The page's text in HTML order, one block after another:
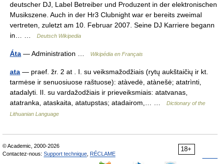
deutscher DJ, Label Betreiber und Produzent in der elektronischen
Musikszene. Auch in der Hr3 Clubnight war er bereits zweimal
vertreten, zuletzt am 10. Februar 2007. Seine DJ Karriere begann
in… …
Deutsch Wikipedia
Áta — Administration … Wikipédia en Français
ata — praef. žr. 2 at . I. su veiksmažodžiais (rytų aukštaičių ir kt.
tarmėse ir senuosiuose raštuose): atàvedė, atànešė; atatrìnti,
atadalyti. II. su vardažodžiais ir prieveiksmiais: atatvanas,
atatranka, ataskaita, atatupstas; atadairom,… …
Dictionary of the
Lithuanian Language
18+
© Academic, 2000-2026
Contactez-nous: Support technique RÉCLAME